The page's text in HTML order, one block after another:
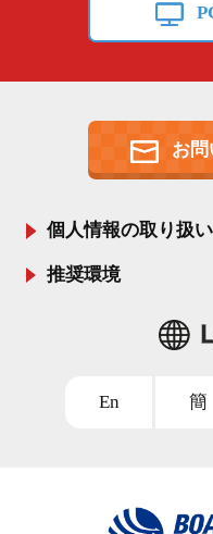
お
個人情報の取り扱
推奨環境
En 簡